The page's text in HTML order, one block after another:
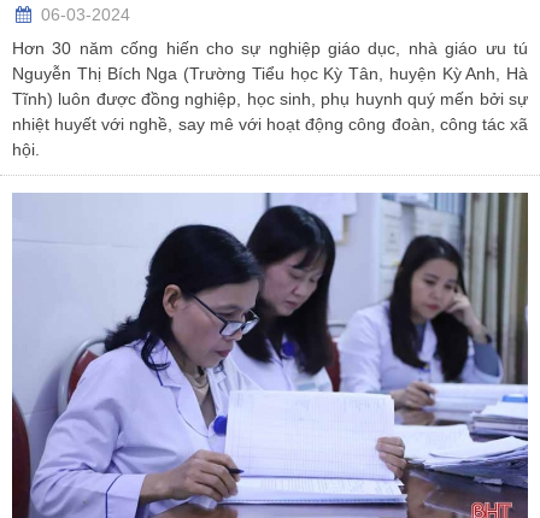
06-03-2024
Hơn 30 năm cống hiến cho sự nghiệp giáo dục, nhà giáo ưu tú
Nguyễn Thị Bích Nga (Trường Tiểu học Kỳ Tân, huyện Kỳ Anh, Hà
Tĩnh) luôn được đồng nghiệp, học sinh, phụ huynh quý mến bởi sự
nhiệt huyết với nghề, say mê với hoạt động công đoàn, công tác xã
hội.